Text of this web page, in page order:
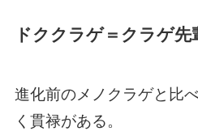
ドククラゲ＝クラゲ先
進化前のメノクラゲと比
く貫禄がある。